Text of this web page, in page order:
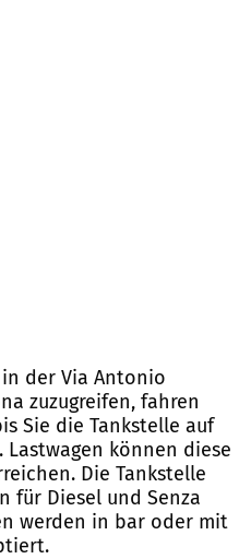
der Via Antonio
zuzugreifen, fahren
Sie die Tankstelle auf
können diese
Die Tankstelle
für Diesel und Senza
werden in bar oder mit